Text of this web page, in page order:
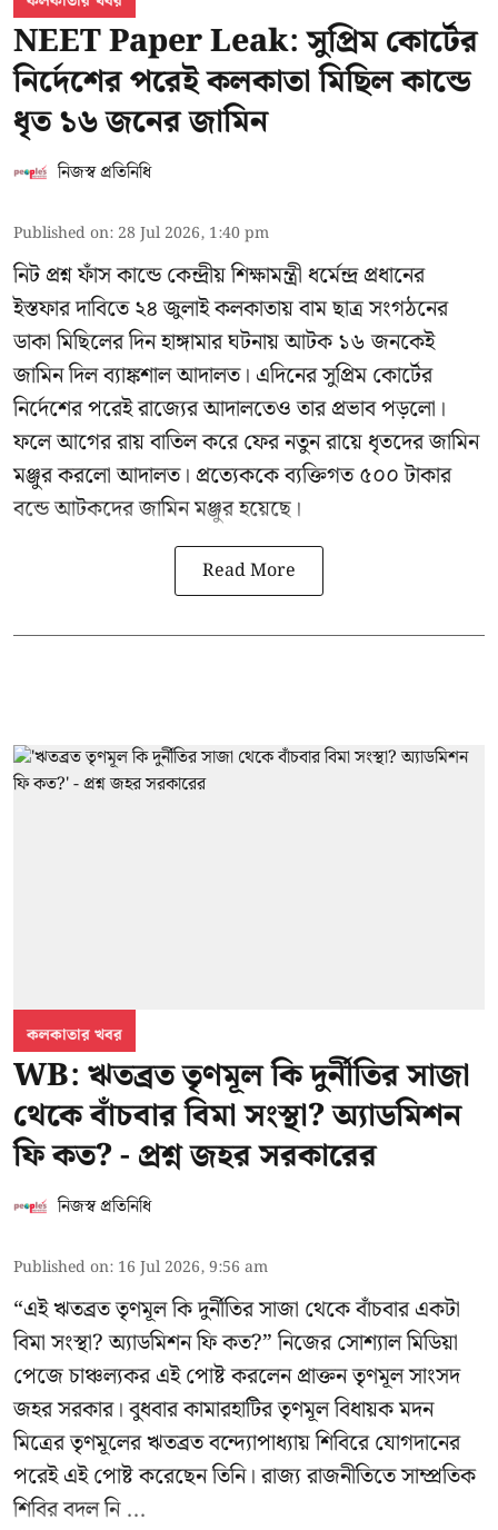
NEET Paper Leak: সুপ্রিম কোর্টের
নির্দেশের পরেই কলকাতা মিছিল কান্ডে
ধৃত ১৬ জনের জামিন
নিজস্ব প্রতিনিধি
Published on: 28 Jul 2026, 1:40 pm
নিট প্রশ্ন ফাঁস কান্ডে কেন্দ্রীয় শিক্ষামন্ত্রী ধর্মেন্দ্র প্রধানের
ইস্তফার দাবিতে ২৪ জুলাই কলকাতায় বাম ছাত্র সংগঠনের
ডাকা মিছিলের দিন হাঙ্গামার ঘটনায় আটক ১৬ জনকেই
জামিন দিল ব্যাঙ্কশাল আদালত। এদিনের সুপ্রিম কোর্টের
নির্দেশের পরেই রাজ্যের আদালতেও তার প্রভাব পড়লো।
ফলে আগের রায় বাতিল করে ফের নতুন রায়ে ধৃতদের জামিন
মঞ্জুর করলো আদালত। প্রত্যেককে ব্যক্তিগত ৫০০ টাকার
বন্ডে আটকদের জামিন মঞ্জুর হয়েছে।
Read More
কলকাতার খবর
WB: ঋতব্রত তৃণমূল কি দুর্নীতির সাজা
থেকে বাঁচবার বিমা সংস্থা? অ্যাডমিশন
ফি কত? - প্রশ্ন জহর সরকারের
নিজস্ব প্রতিনিধি
Published on: 16 Jul 2026, 9:56 am
“এই ঋতব্রত তৃণমূল কি দুর্নীতির সাজা থেকে বাঁচবার একটা
বিমা সংস্থা? অ্যাডমিশন ফি কত?” নিজের সোশ্যাল মিডিয়া
পেজে চাঞ্চল্যকর এই পোষ্ট করলেন প্রাক্তন তৃণমূল সাংসদ
জহর সরকার। বুধবার কামারহাটির তৃণমূল বিধায়ক মদন
মিত্রেরতৃণমূলের ঋতব্রত বন্দ্যোপাধ্যায় শিবিরেযোগদানের
পরেই এই পোষ্ট করেছেন তিনি। রাজ্য রাজনীতিতে সাম্প্রতিক
শিবির বদল নি ...